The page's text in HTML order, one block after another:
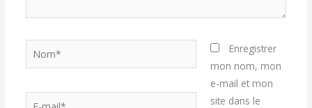
Enregistrer
mon nom, mon
e-mail et mon
site dans le